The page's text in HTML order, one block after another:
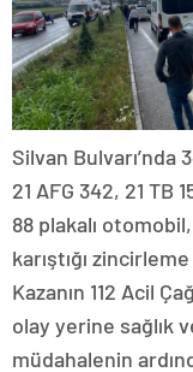
Silvan Bulvarı’nda
21 AFG 342, 21 TB
88 plakalı
karıştığı
Kazanın 112 Acil
olay yerine sağlık
müdahalenin